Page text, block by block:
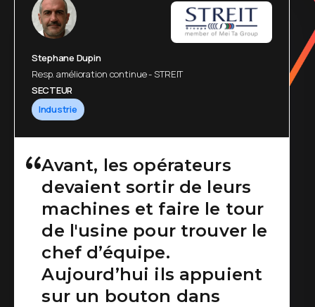
Stephane Dupin
Resp. amélioration continue - STREIT
SECTEUR
Industrie
Avant, les opérateurs
devaient sortir de leurs
machines et faire le tour
de l'usine pour trouver le
chef d’équipe.
Aujourd’hui ils appuient
sur un bouton dans